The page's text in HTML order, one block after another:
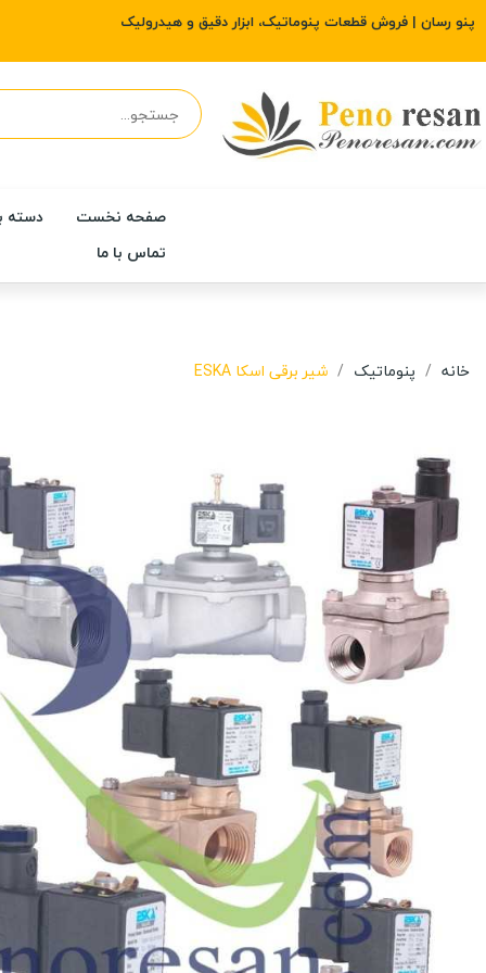
پنو رسان | فروش قطعات پنوماتیک، ابزار دقیق و هیدرولیک
صفحه نخست
دسته
تماس با ما
خانه پنوماتیک شیر برقی اسکا ESKA